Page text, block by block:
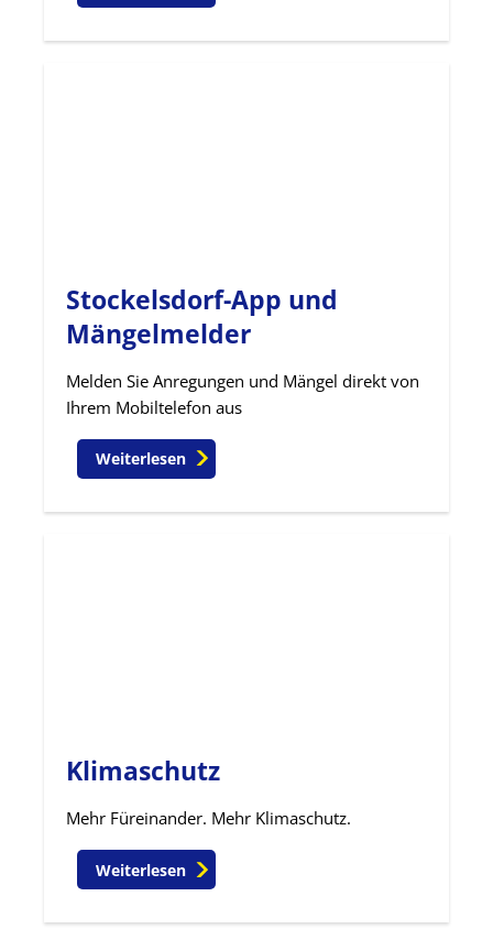
Stockelsdorf-App und
Mängelmelder
Melden Sie Anregungen und Mängel direkt von
Ihrem Mobiltelefon aus
Weiterlesen
Klimaschutz
Mehr Füreinander. Mehr Klimaschutz.
Weiterlesen